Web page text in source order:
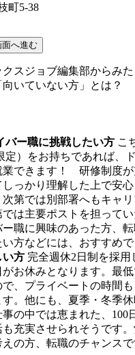
町5-38
面へ進む
クスジョブ編集部からみた
向いていない方」とは？
ー職に挑戦したい方 こ
定）をお持ちであれば、
業できます！ 研修制度が
っかり理解した上で安心
第では別部署へもキャ
は主要ポストを担って
に興味のあった方、転
方などには、おすすめ
方 完全週休2日制を採用
お休みとなります。最低
、プライベートの時間
。他にも、夏季・冬季
の中では恵まれた、100
充実させられそうです
の方、転職のチャンスで